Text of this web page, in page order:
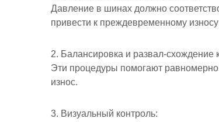
Давление в шинах должно
привести к преждевременному
2. Балансировка и развал-схождение
Эти процедуры помогают
износ.
3. Визуальный контроль: